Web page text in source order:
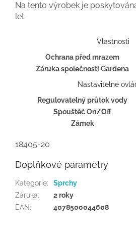
Na tento výrobek je
let.
Vlastnosti
Ochrana před mrazem
Záruka společnosti Gardena
Nastavitelné
Regulovatelný průtok vody
Spouštěč On/Off
Zámek
18405-20
Doplňkové parametry
Kategorie:
Sprchy
Záruka:
2 roky
EAN: 4078500044608